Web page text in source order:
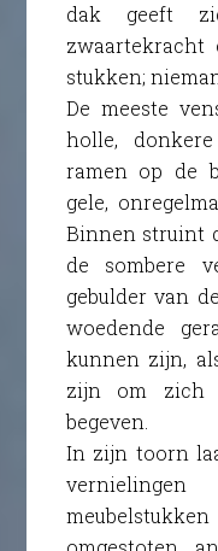
dak geeft
stukken;
De meeste
holle,
ramen op de
gele,
Binnen struint
de sombere
gebulder van
woedende
kunnen zijn,
zijn om zich
begeven.
In zijn toorn